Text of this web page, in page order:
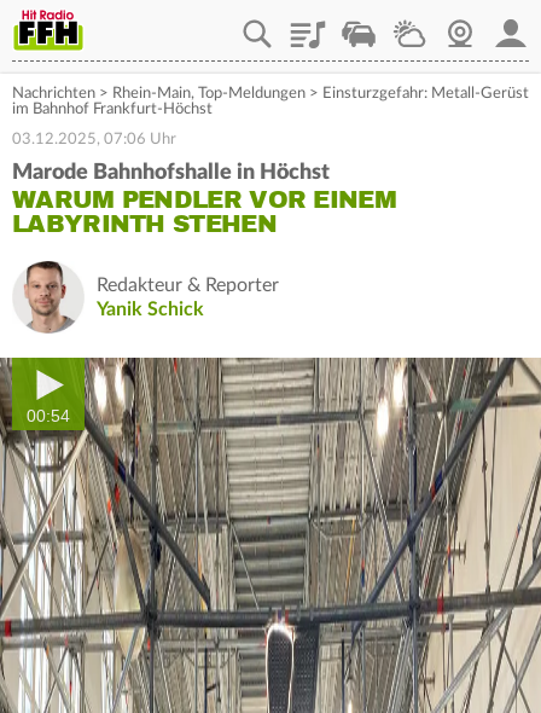
PlaylistStaupilotWetterWebcam
Nachrichten > Rhein-Main, Top-Meldungen > Einsturzgefahr: Metall-Gerüst
im Bahnhof Frankfurt-Höchst
03.12.2025, 07:06 Uhr
Marode Bahnhofshalle in Höchst
WARUM PENDLER VOR EINEM
LABYRINTH STEHEN
Redakteur & Reporter
Yanik Schick
00:54